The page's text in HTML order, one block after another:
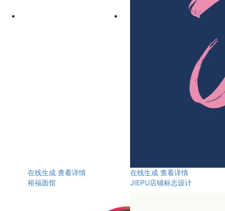
在线生成 查看详情
裕福面馆
在线生成 查看详情
JIEPU店铺标志设计